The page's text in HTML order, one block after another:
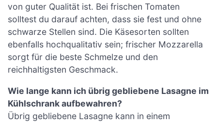
von guter Qualität ist. Bei frischen Tomaten
solltest du darauf achten, dass sie fest und ohne
schwarze Stellen sind. Die Käsesorten sollten
ebenfalls hochqualitativ sein; frischer Mozzarella
sorgt für die beste Schmelze und den
reichhaltigsten Geschmack.
Wie lange kann ich übrig gebliebene Lasagne im
Kühlschrank aufbewahren?
Übrig gebliebene Lasagne kann in einem